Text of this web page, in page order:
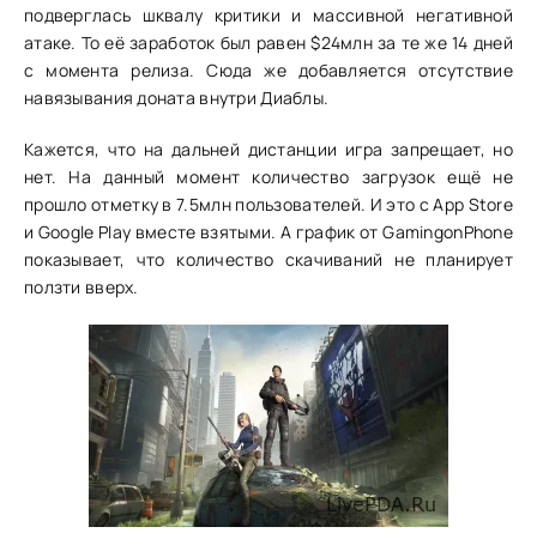
подверглась шквалу критики и массивной негативной
атаке. То её заработок был равен $24млн за те же 14 дней
с момента релиза. Сюда же добавляется отсутствие
навязывания доната внутри Диаблы.
Кажется, что на дальней дистанции игра запрещает, но
нет. На данный момент количество загрузок ещё не
прошло отметку в 7.5млн пользователей. И это с App Store
и Google Play вместе взятыми. А график от GamingonPhone
показывает, что количество скачиваний не планирует
ползти вверх.